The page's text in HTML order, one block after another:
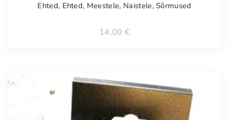
Ehted, Ehted, Meestele, Naistele,Sõrmused
14,00 €